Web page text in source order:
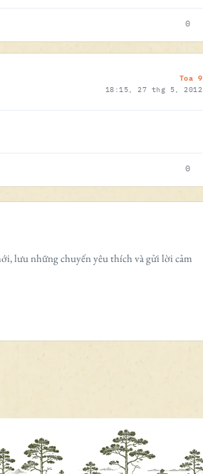
0
Toa 9
18:15, 27 thg 5, 2012
0
lưu những chuyến yêu thích và gửi lời cảm